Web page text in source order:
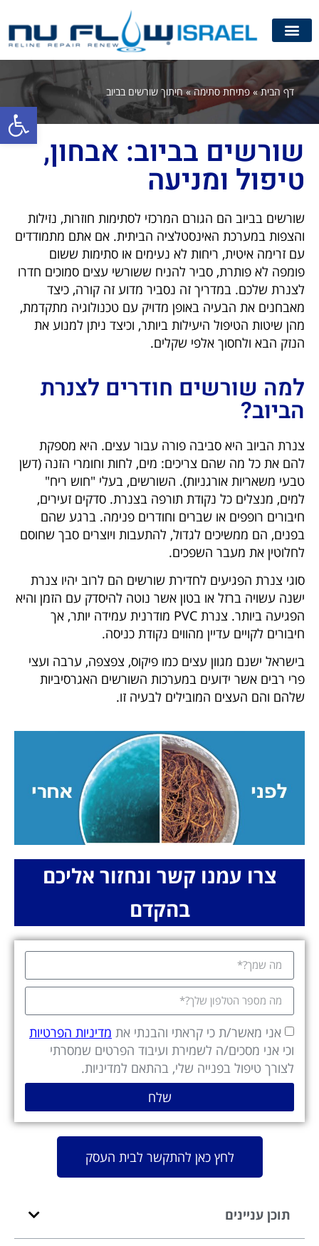
פתח
דף הבית»פתיחת סתימה»חיתוך שורשים בביוב
שורשים בביוב: אבחון,
טיפול ומניעה
שורשים בביוב הם הגורם המרכזי לסתימות חוזרות, נזילות
והצפות במערכת האינסטלציה הביתית. אם אתם מתמודדים
עם זרימה איטית, ריחות לא נעימים או סתימות ששום
פומפה לא פותרת, סביר להניח ששורשי עצים סמוכים חדרו
לצנרת שלכם. במדריך זה נסביר מדוע זה קורה, כיצד
מאבחנים את הבעיה באופן מדויק עם טכנולוגיה מתקדמת,
מהן שיטות הטיפול היעילות ביותר, וכיצד ניתן למנוע את
הנזק הבא ולחסוך אלפי שקלים.
למה שורשים חודרים לצנרת
הביוב?
צנרת הביוב היא סביבה פורה עבור עצים. היא מספקת
להם את כל מה שהם צריכים: מים, לחות וחומרי הזנה (דשן
טבעי משאריות אורגניות). השורשים, בעלי "חוש ריח"
למים, מנצלים כל נקודת תורפה בצנרת. סדקים זעירים,
חיבורים רופפים או שברים וחודרים פנימה. ברגע שהם
בפנים, הם ממשיכים לגדול, להתעבות ויוצרים סבך שחוסם
לחלוטין את מעבר השפכים.
סוגי צנרת הפגיעים לחדירת שורשים הם לרוב יהיו צנרת
ישנה עשויה ברזל או בטון אשר נוטה להיסדק עם הזמן והיא
הפגיעה ביותר. צנרת PVC מודרנית עמידה יותר, אך
חיבורים לקויים עדיין מהווים נקודת כניסה.
בישראל ישנם מגוון עצים כמו פיקוס, צפצפה, ערבה ועצי
פרי רבים אשר ידועים במערכות השורשים האגרסיביות
שלהם והם העצים המובילים לבעיה זו.
צרו עמנו קשר ונחזור אליכם
בהקדם
אני מאשר/ת כי קראתי והבנתי את מדיניות הפרטיות
וכי אני מסכים/ה לשמירת ועיבוד הפרטים שמסרתי
לצורך טיפול בפנייה שלי, בהתאם למדיניות.
שלח
לחץ כאן להתקשר לבית העסק
תוכן עניינים